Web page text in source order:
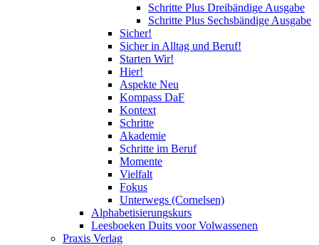
Schritte Plus Dreibändige Ausgabe
Schritte Plus Sechsbändige Ausgabe
Sicher!
Sicher in Alltag und Beruf!
Starten Wir!
Hier!
Aspekte Neu
Kompass DaF
Kontext
Schritte
Akademie
Schritte im Beruf
Momente
Vielfalt
Fokus
Unterwegs (Cornelsen)
Alphabetisierungskurs
Leesboeken Duits voor Volwassenen
Praxis Verlag